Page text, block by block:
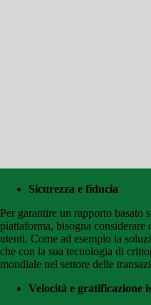
Sicurezza e fiducia
Per garantire un rapporto basato
piattaforma, bisogna
utenti. Come ad esempio la
che con la sua tecnologia di
mondiale nel settore delle
Velocità e gratificazione